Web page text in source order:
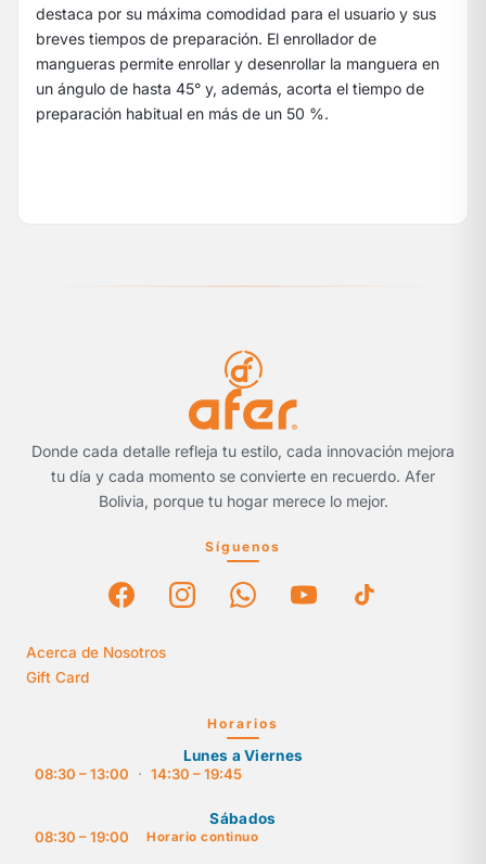
destaca por su máxima comodidad para el usuario y sus
breves tiempos de preparación. El enrollador de
mangueras permite enrollar y desenrollar la manguera en
un ángulo de hasta 45° y, además, acorta el tiempo de
preparación habitual en más de un 50 %.
Donde cada detalle refleja tu estilo, cada innovación mejora
tu día y cada momento se convierte en recuerdo. Afer
Bolivia, porque tu hogar merece lo mejor.
Síguenos
Acerca de Nosotros
Gift Card
Horarios
Lunes a Viernes
08:30 – 13:00
· 14:30 – 19:45
Sábados
08:30 – 19:00
Horario continuo